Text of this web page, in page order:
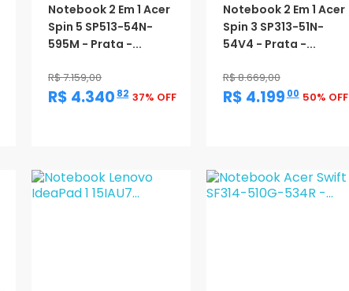
Notebook 2 Em 1 Acer
Spin 5 SP513-54N-
595M - Prata -...
R$ 7.159,00
R$ 4.340 ,82 37% OFF
Notebook 2 Em 1 Acer
Spin 3 SP313-51N-
54V4 - Prata -...
R$ 8.669,00
R$ 4.199 ,00 50% OFF